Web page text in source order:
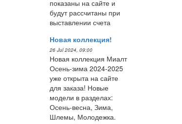
показаны на сайте и
будут рассчитаны при
выставлении счета
Новая коллекция!
26 Jul 2024, 09:00
Новая коллекция Миалт
Осень-зима 2024-2025
уже открыта на сайте
для заказа! Новые
модели в разделах:
Осень-весна, Зима,
Шлемы, Молодежка.